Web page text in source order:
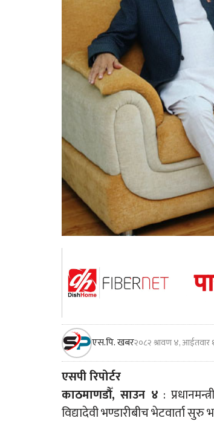
एस.पि. खबर२०८२ श्रावण ४,
एसपी रिपोर्टर
काठमाणडौँ, साउन ४ :
विद्यादेवी भण्डारीबीच भेटवार्ता सुरु